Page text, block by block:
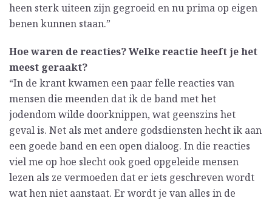
heen sterk uiteen zijn gegroeid en nu prima op eigen
benen kunnen staan.”
Hoe waren de reacties? Welke reactie heeft je het
meest geraakt?
“In de krant kwamen een paar felle reacties van
mensen die meenden dat ik de band met het
jodendom wilde doorknippen, wat geenszins het
geval is. Net als met andere godsdiensten hecht ik aan
een goede band en een open dialoog. In die reacties
viel me op hoe slecht ook goed opgeleide mensen
lezen als ze vermoeden dat er iets geschreven wordt
wat hen niet aanstaat. Er wordt je van alles in de